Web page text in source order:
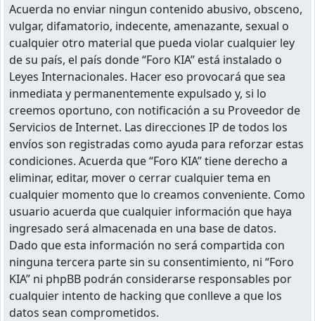
Acuerda no enviar ningun contenido abusivo, obsceno,
vulgar, difamatorio, indecente, amenazante, sexual o
cualquier otro material que pueda violar cualquier ley
de su país, el país donde “Foro KIA” está instalado o
Leyes Internacionales. Hacer eso provocará que sea
inmediata y permanentemente expulsado y, si lo
creemos oportuno, con notificación a su Proveedor de
Servicios de Internet. Las direcciones IP de todos los
envíos son registradas como ayuda para reforzar estas
condiciones. Acuerda que “Foro KIA” tiene derecho a
eliminar, editar, mover o cerrar cualquier tema en
cualquier momento que lo creamos conveniente. Como
usuario acuerda que cualquier información que haya
ingresado será almacenada en una base de datos.
Dado que esta información no será compartida con
ninguna tercera parte sin su consentimiento, ni “Foro
KIA” ni phpBB podrán considerarse responsables por
cualquier intento de hacking que conlleve a que los
datos sean comprometidos.